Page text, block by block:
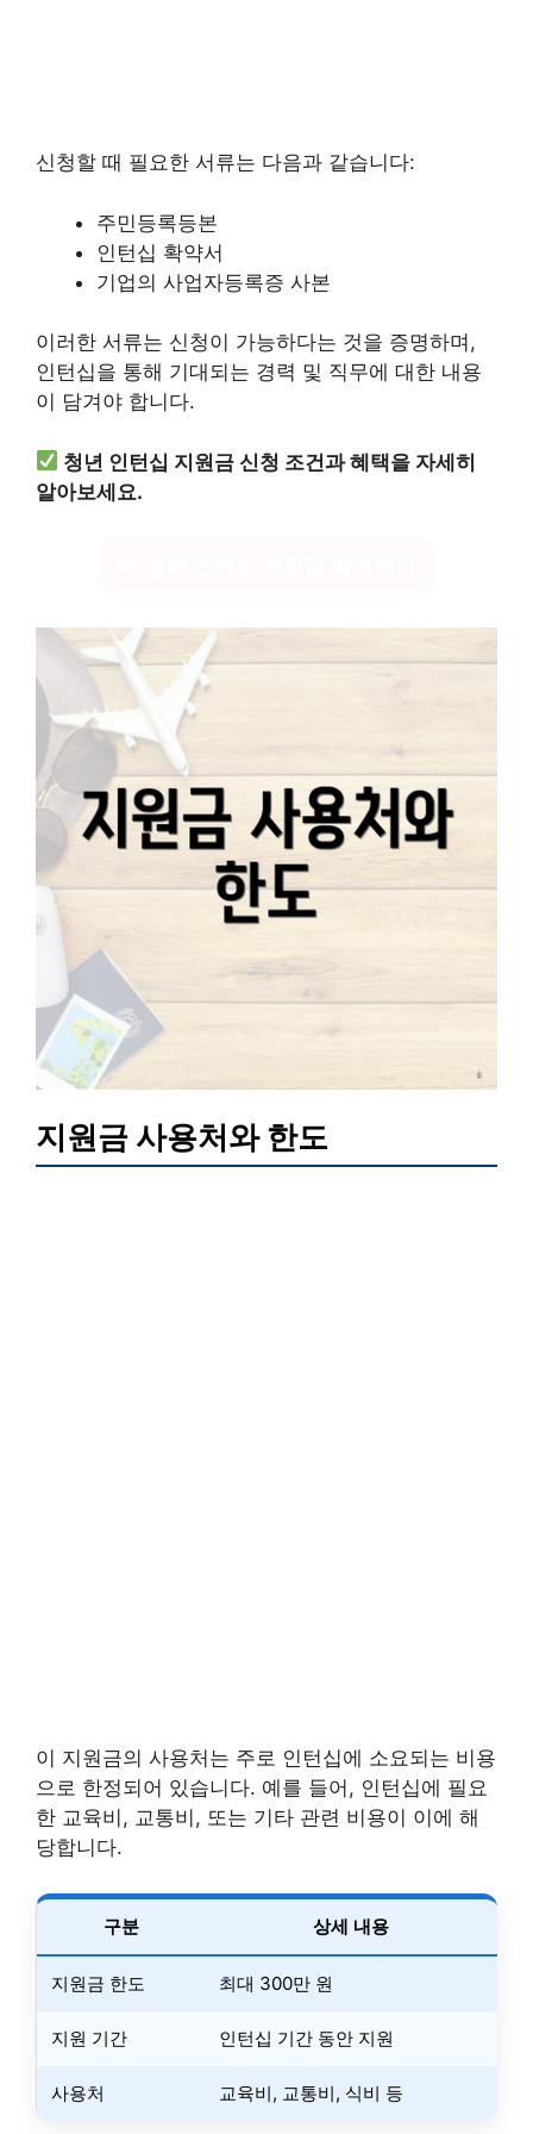
신청할 때 필요한 서류는 다음과 같습니다:
주민등록등본
인턴십 확약서
기업의 사업자등록증 사본
이러한 서류는 신청이 가능하다는 것을 증명하며,
인턴십을 통해 기대되는 경력 및 직무에 대한 내용
이 담겨야 합니다.
청년 인턴십 지원금 신청 조건과 혜택을 자세히
알아보세요.
지원금 사용처와 한도
이 지원금의 사용처는 주로 인턴십에 소요되는 비용
으로 한정되어 있습니다. 예를 들어, 인턴십에 필요
한 교육비, 교통비, 또는 기타 관련 비용이 이에 해
당합니다.
구분 상세 내용
지원금 한도 최대 300만 원
지원 기간 인턴십 기간 동안 지원
사용처 교육비, 교통비, 식비 등